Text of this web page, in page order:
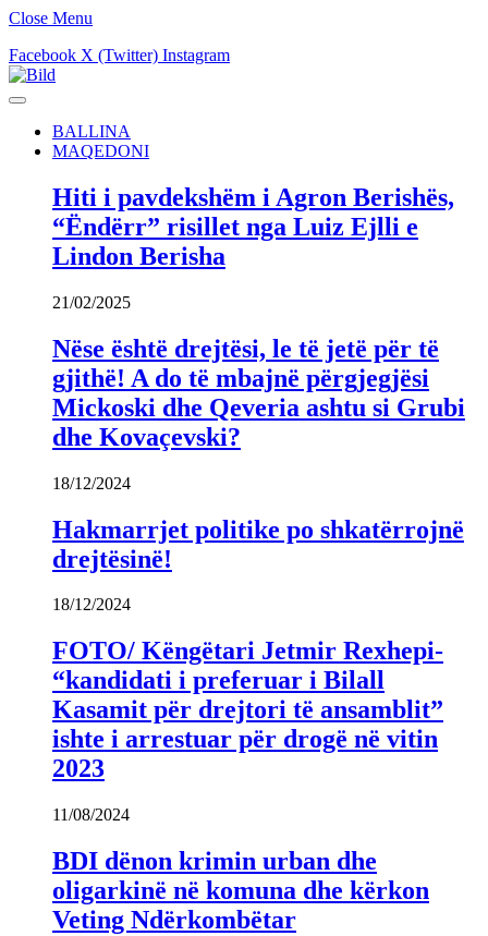
Close Menu
Facebook X (Twitter) Instagram
BALLINA
MAQEDONI
Hiti i pavdekshëm i Agron Berishës,
“Ëndërr” risillet nga Luiz Ejlli e
Lindon Berisha
21/02/2025
Nëse është drejtësi, le të jetë për të
gjithë! A do të mbajnë përgjegjësi
Mickoski dhe Qeveria ashtu si Grubi
dhe Kovaçevski?
18/12/2024
Hakmarrjet politike po shkatërrojnë
drejtësinë!
18/12/2024
FOTO/ Këngëtari Jetmir Rexhepi-
“kandidati i preferuar i Bilall
Kasamit për drejtori të ansamblit”
ishte i arrestuar për drogë në vitin
2023
11/08/2024
BDI dënon krimin urban dhe
oligarkinë në komuna dhe kërkon
Veting Ndërkombëtar